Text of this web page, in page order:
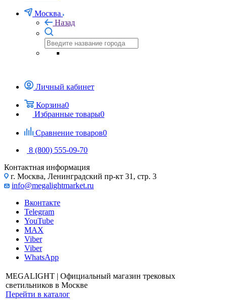
Москва
Назад
Личный кабинет
Корзина0
Избранные товары0
Сравнение товаров0
8 (800) 555-09-70
Контактная информация
г. Москва, Ленинградский пр-кт 31, стр. 3
info@megalightmarket.ru
Вконтакте
Telegram
YouTube
MAX
Viber
Viber
WhatsApp
MEGALIGHT | Официальный магазин трековых
светильников в Москве
Перейти в каталог